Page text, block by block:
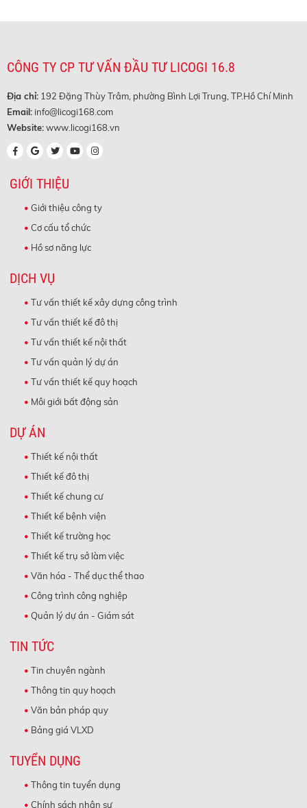
CÔNG TY CP TƯ VẤN ĐẦU TƯ LICOGI 16.8
Địa chỉ: 192 Đặng Thùy Trâm, phường Bình Lợi Trung, TP.Hồ Chí Minh
Email: info@licogi168.com
Website:www.licogi168.vn
GIỚI THIỆU
Giới thiệu công ty
Cơ cấu tổ chức
Hồ sơ năng lực
DỊCH VỤ
Tư vấn thiết kế xây dựng công trình
Tư vấn thiết kế đô thị
Tư vấn thiết kế nội thất
Tư vấn quản lý dự án
Tư vấn thiết kế quy hoạch
Môi giới bất động sản
DỰ ÁN
Thiết kế nội thất
Thiết kế đô thị
Thiết kế chung cư
Thiết kế bệnh viện
Thiết kế trường học
Thiết kế trụ sở làm việc
Văn hóa - Thể dục thể thao
Công trình công nghiệp
Quản lý dự án - Giám sát
TIN TỨC
Tin chuyên ngành
Thông tin quy hoạch
Văn bản pháp quy
Bảng giá VLXD
TUYỂN DỤNG
Thông tin tuyển dụng
Chính sách nhân sự